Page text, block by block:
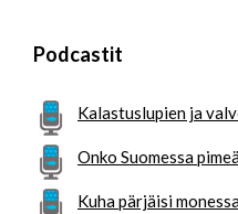
Podcastit
Kalastuslupien ja
Onko Suomessa
Kuha pärjäisi